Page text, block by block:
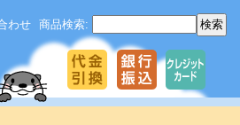
わせ 商品検索: